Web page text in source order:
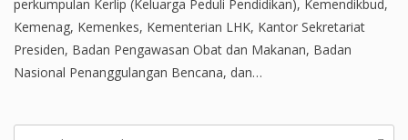
perkumpulan Kerlip (Keluarga Peduli Pendidikan), Kemendikbud,
Kemenag, Kemenkes, Kementerian LHK, Kantor Sekretariat
Presiden, Badan Pengawasan Obat dan Makanan, Badan
Nasional Penanggulangan Bencana, dan…